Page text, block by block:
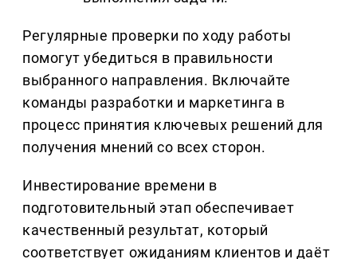
Регулярные проверки по ходу работы
помогут убедиться в правильности
выбранного направления. Включайте
команды разработки и маркетинга в
процесс принятия ключевых решений для
получения мнений со всех сторон.
Инвестирование времени в
подготовительный этап обеспечивает
качественный результат, который
соответствует ожиданиям клиентов и даёт